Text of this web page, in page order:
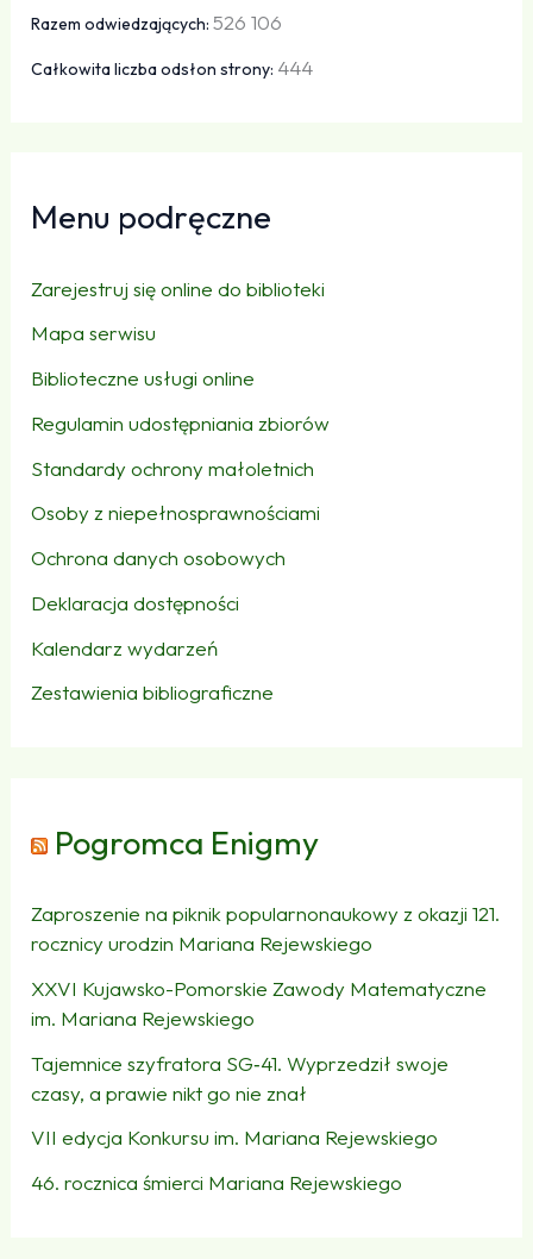
Razem odwiedzających:526 106
Całkowita liczba odsłon strony: 444
Menu podręczne
Zarejestruj się online do biblioteki
Mapa serwisu
Biblioteczne usługi online
Regulamin udostępniania zbiorów
Standardy ochrony małoletnich
Osoby z niepełnosprawnościami
Ochrona danych osobowych
Deklaracja dostępności
Kalendarz wydarzeń
Zestawienia bibliograficzne
Pogromca Enigmy
Zaproszenie na piknik popularnonaukowy z okazji 121.
rocznicy urodzin Mariana Rejewskiego
XXVI Kujawsko-Pomorskie Zawody Matematyczne
im. Mariana Rejewskiego
Tajemnice szyfratora SG‑41. Wyprzedził swoje
czasy, a prawie nikt go nie znał
VII edycja Konkursu im. Mariana Rejewskiego
46. rocznica śmierci Mariana Rejewskiego